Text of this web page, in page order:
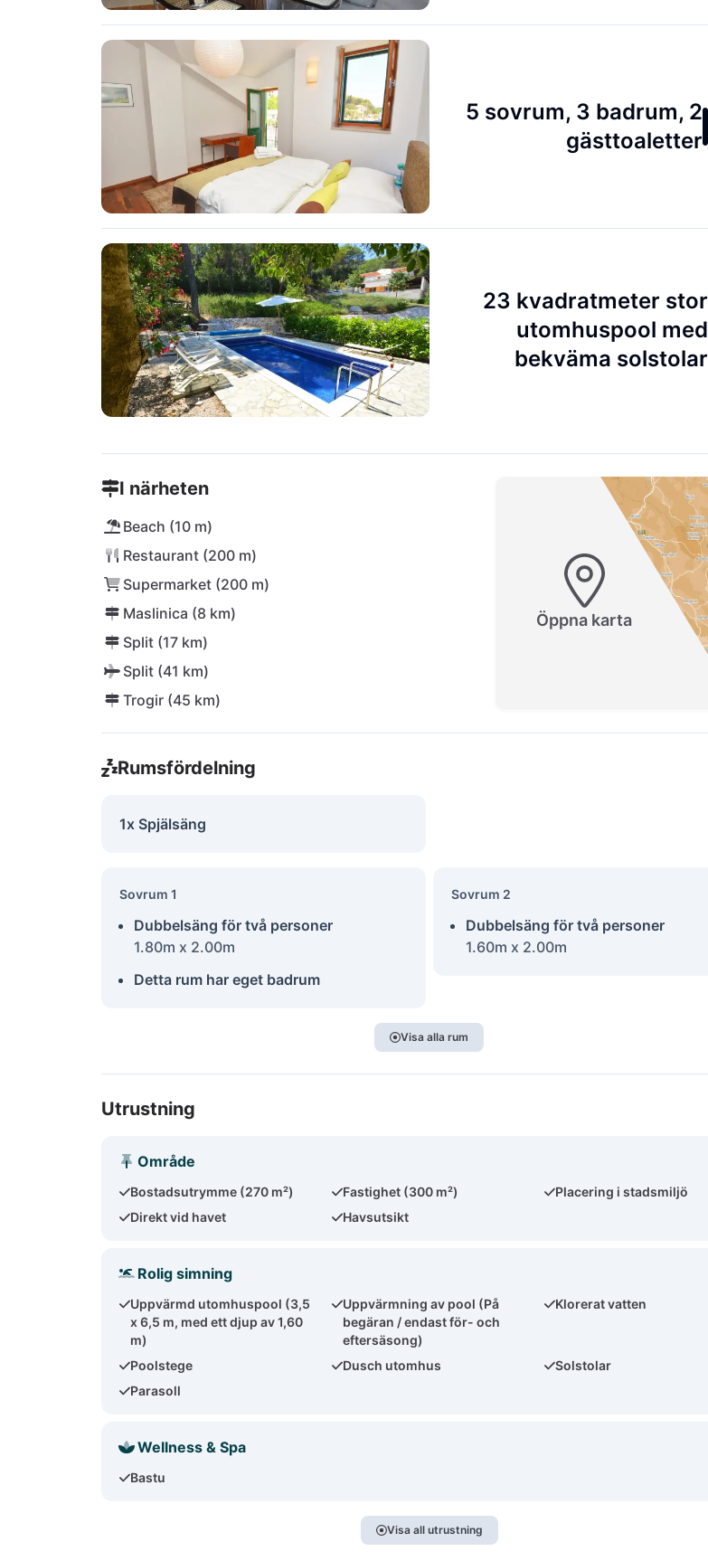
5 sovrum, 3 badrum, 2
gästtoaletter
23 kvadratmeter stor
utomhuspool med
bekväma solstolar
I närheten
Beach (10 m)
Restaurant (200 m)
Supermarket (200 m)
Maslinica (8 km)
Split (17 km)
Split (41 km)
Trogir (45 km)
Öppna karta
Rumsfördelning
1x Spjälsäng
Sovrum 1
Dubbelsäng för två personer
1.80m x 2.00m
Detta rum har eget badrum
Sovrum 2
Dubbelsäng för två personer
1.60m x 2.00m
Visa alla rum
Utrustning
Område
Bostadsutrymme (270 m²) Fastighet (300 m²)
Placering i stadsmiljö
Direkt vid havet
Havsutsikt
Rolig simning
Uppvärmd utomhuspool (3,5
x 6,5 m, med ett djup av 1,60
m)
Uppvärmning av pool (På
begäran / endast för- och
eftersäsong)
Klorerat vatten
Poolstege Dusch utomhus
Solstolar
Parasoll
Wellness & Spa
Bastu
Visa all utrustning